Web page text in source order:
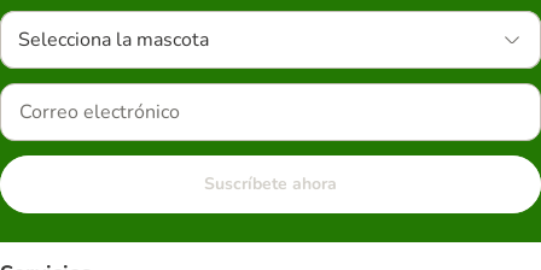
Selecciona la mascota
Suscríbete ahora